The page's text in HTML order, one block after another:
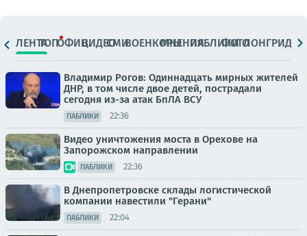
ЛЕНТАТОПОФИЦ.ВИДЕОСМИВОЕНКОРЫМНЕНИЯПАБЛИКИ
ФОТОЛОНГРИДЫ
Владимир Рогов: Одиннадцать мирных жителей
ДНР, в том числе двое детей, пострадали
сегодня из-за атак БпЛА ВСУ
ПАБЛИКИ 22:36
Видео уничтожения моста в Орехове на
Запорожском направлении
ПАБЛИКИ 22:36
В Днепропетровске склады логистической
компании навестили "Герани"
ПАБЛИКИ 22:04